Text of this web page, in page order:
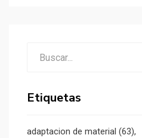
Etiquetas
adaptacion de material (63)